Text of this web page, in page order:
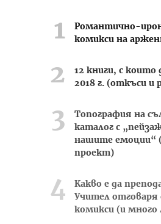
Романтично-
комикси на
12 книги, с които
2018 г. (откъси и
Топография на
каталог с
нашите емоции“
проект)
Какво е да
Учител отговаря
комикси (и много